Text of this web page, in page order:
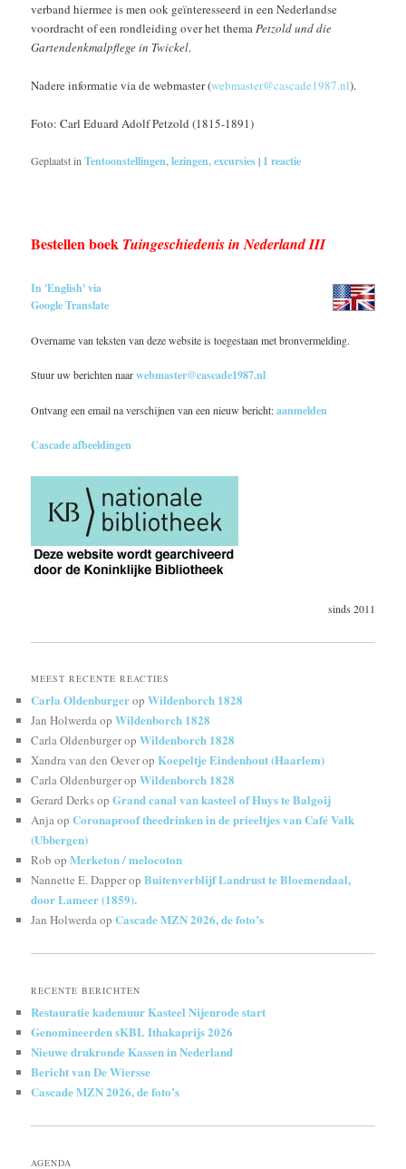
verband hiermee is men ook geïnteresseerd in een Nederlandse
voordracht of een rondleiding over het themaPetzold und die
Gartendenkmalpflege in Twickel.
Nadere informatie via de webmaster (webmaster@cascade1987.nl).
Foto: Carl Eduard Adolf Petzold (1815-1891)
Geplaatst inTentoonstellingen, lezingen, excursies| 1 reactie
Bestellen boek Tuingeschiedenis in Nederland III
In 'English' via
Google Translate
Overname van teksten van deze website is toegestaan met bronvermelding.
Stuur uw berichten naarwebmaster@cascade1987.nl
Ontvang een email na verschijnen van een nieuw bericht:aanmelden
Cascade afbeeldingen
sinds 2011
MEEST RECENTE REACTIES
Carla OldenburgeropWildenborch 1828
Jan HolwerdaopWildenborch 1828
Carla OldenburgeropWildenborch 1828
Xandra van den OeveropKoepeltje Eindenhout (Haarlem)
Carla OldenburgeropWildenborch 1828
Gerard DerksopGrand canal van kasteel of Huys te Balgoij
AnjaopCoronaproof theedrinken in de prieeltjes van Café Valk
(Ubbergen)
Rob opMerketon / melocoton
Nannette E. DapperopBuitenverblijf Landrust te Bloemendaal,
door Lameer (1859).
Jan HolwerdaopCascade MZN 2026, de foto’s
RECENTE BERICHTEN
Restauratie kademuur Kasteel Nijenrode start
Genomineerden sKBL Ithakaprijs 2026
Nieuwe drukronde Kassen in Nederland
Bericht van De Wiersse
Cascade MZN 2026, de foto’s
AGENDA